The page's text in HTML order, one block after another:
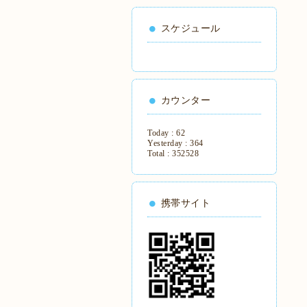
スケジュール
カウンター
Today : 62
Yesterday : 364
Total : 352528
携帯サイト